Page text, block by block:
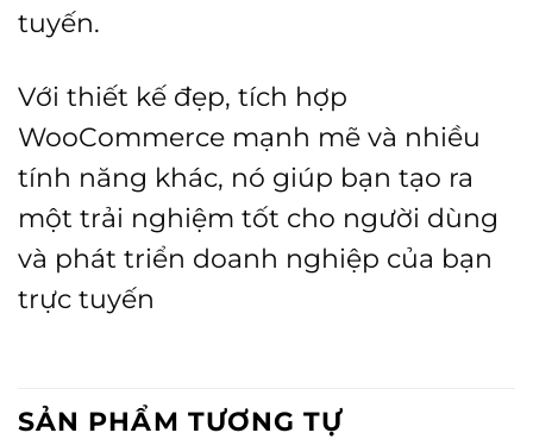
tuyến.
Với thiết kế đẹp, tích hợp
WooCommerce mạnh mẽ và nhiều
tính năng khác, nó giúp bạn tạo ra
một trải nghiệm tốt cho người dùng
và phát triển doanh nghiệp của bạn
trực tuyến
SẢN PHẨM TƯƠNG TỰ